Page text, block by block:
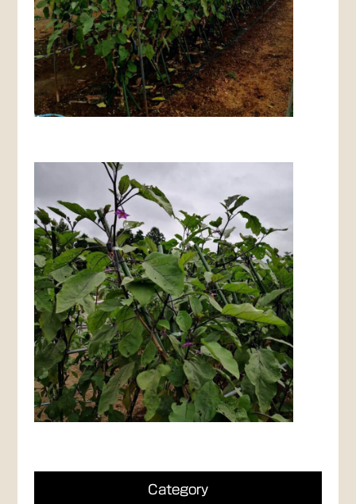
Category